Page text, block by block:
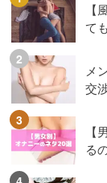
て
メ
交
る